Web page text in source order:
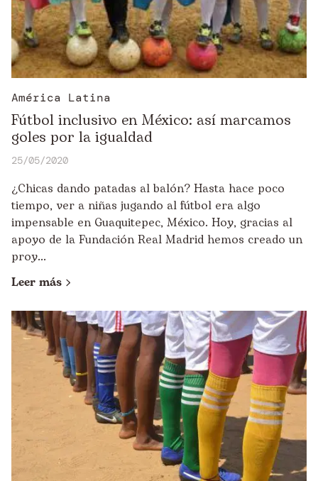
América Latina
Fútbol inclusivo en México: así marcamos
goles por la igualdad
25/05/2020
¿Chicas dando patadas al balón? Hasta hace poco
tiempo, ver a niñas jugando al fútbol era algo
impensable en Guaquitepec, México. Hoy, gracias al
apoyo de la Fundación Real Madrid hemos creado un
proy...
Leer más